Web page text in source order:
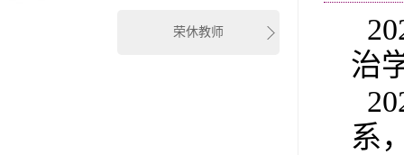
荣休教师
治
系